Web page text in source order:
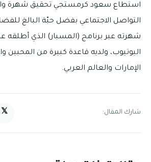
استطاع سعود كرمستجي تحقيق شهرة
التواصل الاجتماعي بفضل حبّة البالغ
شهرته عبر برنامج (المسبار) الذي أطلقه
اليوتيوب، ولديه قاعدة كبيرة من المحبين
الإمارات والعالم العربي.
شارك المقال: 𝕏